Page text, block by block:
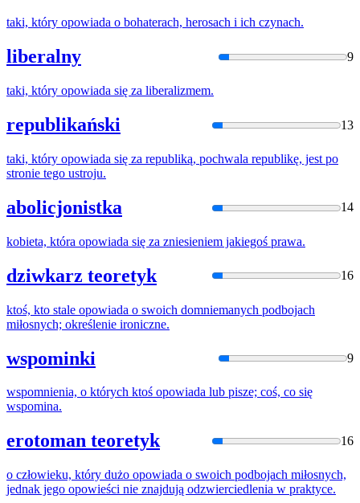
taki, który opowiada o bohaterach, herosach i ich czynach.
liberalny 9
taki, który opowiada się za liberalizmem.
republikański 13
taki, który opowiada się za republiką, pochwala republikę, jest po
stronie tego ustroju.
abolicjonistka 14
kobieta, która opowiada się za zniesieniem jakiegoś prawa.
dziwkarz teoretyk 16
ktoś, kto stale opowiada o swoich domniemanych podbojach
miłosnych; określenie ironiczne.
wspominki 9
wspomnienia, o których ktoś opowiada lub pisze; coś, co się
wspomina.
erotoman teoretyk 16
o człowieku, który dużo opowiada o swoich podbojach miłosnych,
jednak jego opowieści nie znajdują odzwierciedlenia w praktyce.